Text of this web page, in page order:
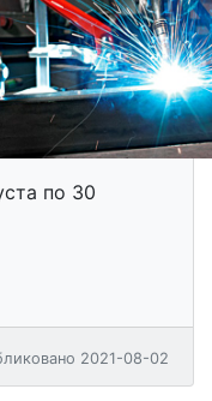
по 30
2021-08-02